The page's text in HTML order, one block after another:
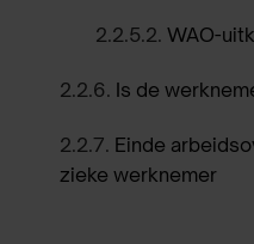
2.2.5.2. WAO-
2.2.6. Is de
2.2.7. Einde
zieke werknemer